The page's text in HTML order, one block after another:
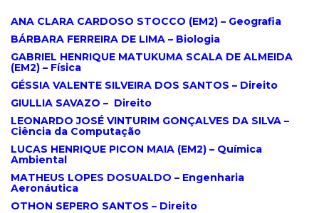
ANA CLARA CARDOSO STOCCO (EM2) – Geografia
BÁRBARA FERREIRA DE LIMA – Biologia
GABRIEL HENRIQUE MATUKUMA SCALA DE ALMEIDA
(EM2) – Física
GÉSSIA VALENTE SILVEIRA DOS SANTOS – Direito
GIULLIA SAVAZO – Direito
LEONARDO JOSÉ VINTURIM GONÇALVES DA SILVA –
Ciência da Computação
LUCAS HENRIQUE PICON MAIA (EM2) – Química
Ambiental
MATHEUS LOPES DOSUALDO – Engenharia
Aeronáutica
OTHON SEPERO SANTOS – Direito